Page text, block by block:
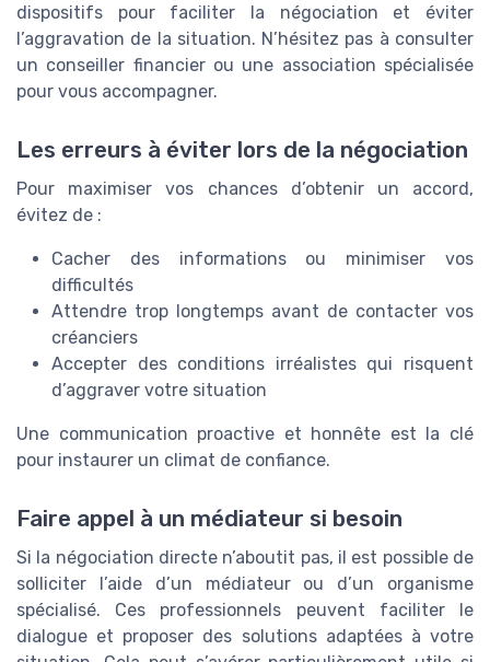
dispositifs pour faciliter la négociation et éviter
l’aggravation de la situation. N’hésitez pas à consulter
un conseiller financier ou une association spécialisée
pour vous accompagner.
Les erreurs à éviter lors de la négociation
Pour maximiser vos chances d’obtenir un accord,
évitez de :
Cacher des informations ou minimiser vos
difficultés
Attendre trop longtemps avant de contacter vos
créanciers
Accepter des conditions irréalistes qui risquent
d’aggraver votre situation
Une communication proactive et honnête est la clé
pour instaurer un climat de confiance.
Faire appel à un médiateur si besoin
Si la négociation directe n’aboutit pas, il est possible de
solliciter l’aide d’un médiateur ou d’un organisme
spécialisé. Ces professionnels peuvent faciliter le
dialogue et proposer des solutions adaptées à votre